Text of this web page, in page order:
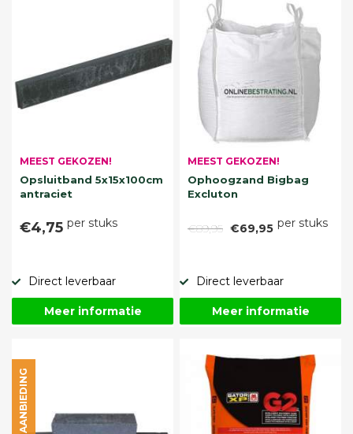
MEEST GEKOZEN!
Opsluitband 5x15x100cm
antraciet
€4,75 per stuks
Direct leverbaar
Meer informatie
MEEST GEKOZEN!
Ophoogzand Bigbag
Excluton
€89,95 €69,95 per stuks
Direct leverbaar
Meer informatie
AANBIEDING